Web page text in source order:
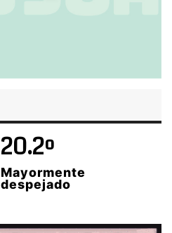
20.2º
Mayormente
despejado